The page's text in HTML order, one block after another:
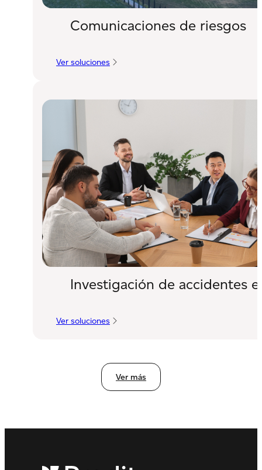
Comunicaciones de riesgos
Ver soluciones
:
Investigación de accidentes
Ver soluciones
:
Ver más